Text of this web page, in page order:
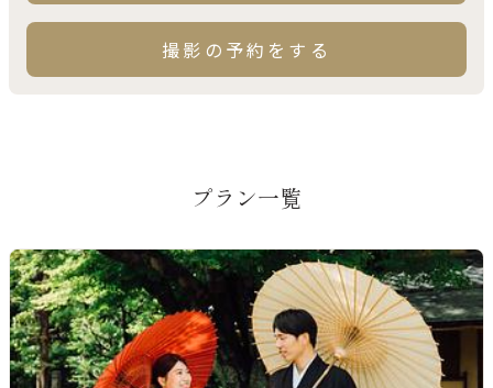
撮影の予約をする
プラン一覧